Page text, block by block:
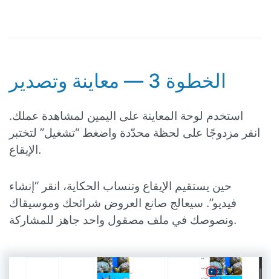
الخطوة 3 — معاينة وتصدير
استخدم لوحة المعاينة على اليمين لمشاهدة عملك.
انقر مزدوجًا على لحظة محدّدة واضغط “تشغيل” لتختبر
الإيقاع.
حين يستقيم الإيقاع وتنساب الحكاية، انقر “إنشاء
فيديو”. سيعالج صانع العروض شرائحك وموسيقاك
ونصوصك في ملف مصقول واحد جاهز للمشاركة.